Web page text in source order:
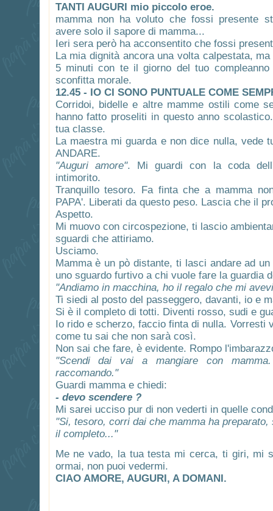
TANTI AUGURI mio piccolo eroe.
mamma non ha voluto che fossi presente
avere solo il sapore di mamma...
Ieri sera però ha acconsentito che fossi
La mia dignità ancora una volta calpestata,
5 minuti con te il giorno del tuo
sconfitta morale.
12.45 - IO CI SONO PUNTUALE COME
Corridoi, bidelle e altre mamme ostili come
hanno fatto proseliti in questo anno
tua classe.
La maestra mi guarda e non dice nulla, vede
ANDARE.
"Auguri amore". Mi guardi con la coda
intimorito.
Tranquillo tesoro. Fa finta che a mamma
PAPA'. Liberati da questo peso. Lascia che il
Aspetto.
Mi muovo con circospezione, ti lascio
sguardi che attiriamo.
Usciamo.
Mamma è un pò distante, ti lasci andare ad
uno sguardo furtivo a chi vuole fare la guardia
"Andiamo in macchina, ho il regalo che mi
Ti siedi al posto del passeggero, davanti, io e
Si è il completo di totti. Diventi rosso, sudi e
Io rido e scherzo, faccio finta di nulla. Vorresti
come tu sai che non sarà così.
Non sai che fare, è evidente. Rompo
"Scendi dai vai a mangiare con
raccomando."
Guardi mamma e chiedi:
- devo scendere ?
Mi sarei ucciso pur di non vederti in quelle
"Si, tesoro, corri dai che mamma ha
il completo..."
Me ne vado, la tua testa mi cerca, ti giri, mi
ormai, non puoi vedermi.
CIAO AMORE, AUGURI, A DOMANI.